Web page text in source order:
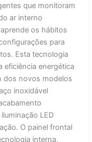
que monitoram
ar interno
os hábitos
para
Esta tecnologia
eficiência energética
dos novos modelos
inoxidável
LED
O painel frontal
interna,